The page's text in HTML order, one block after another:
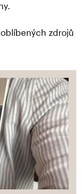
zdrojů